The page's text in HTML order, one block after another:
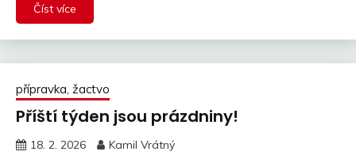
Číst více
přípravka, žactvo
Příští týden jsou prázdniny!
18. 2. 2026 Kamil Vrátný